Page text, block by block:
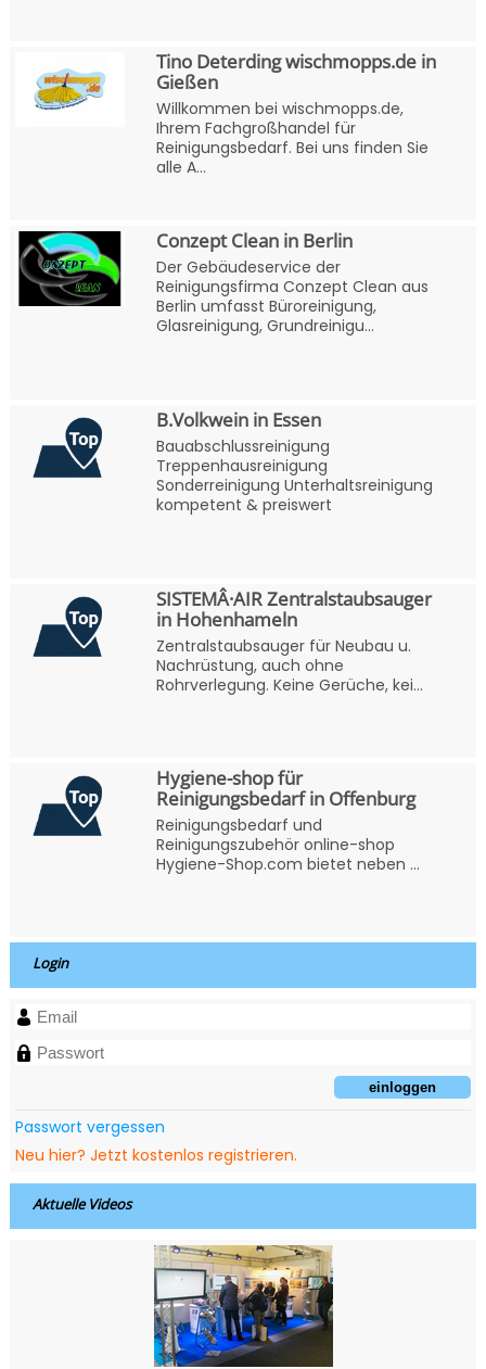
Tino Deterding wischmopps.de in
Gießen
Willkommen bei wischmopps.de,
Ihrem Fachgroßhandel für
Reinigungsbedarf. Bei uns finden Sie
alle A...
Conzept Clean in Berlin
Der Gebäudeservice der
Reinigungsfirma Conzept Clean aus
Berlin umfasst Büroreinigung,
Glasreinigung, Grundreinigu...
B.Volkwein in Essen
Bauabschlussreinigung
Treppenhausreinigung
Sonderreinigung Unterhaltsreinigung
kompetent & preiswert
SISTEMÂ·AIR Zentralstaubsauger
in Hohenhameln
Zentralstaubsauger für Neubau u.
Nachrüstung, auch ohne
Rohrverlegung. Keine Gerüche, kei...
Hygiene-shop für
Reinigungsbedarf in Offenburg
Reinigungsbedarf und
Reinigungszubehör online-shop
Hygiene-Shop.com bietet neben ...
Login
Passwort vergessen
Neu hier? Jetzt kostenlos registrieren.
Aktuelle Videos